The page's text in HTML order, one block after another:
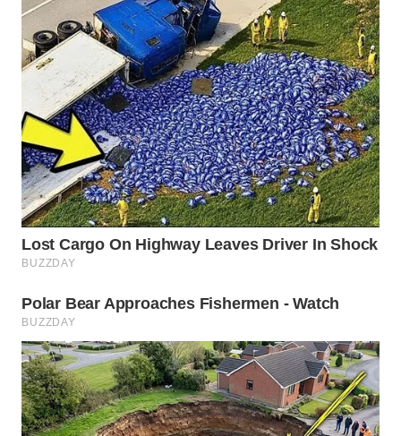
WN
SAMOSIR
WN
PADANG
LAWAS
WN
SUMEDANG
WN
CIANJUR
WN
KEPULAUAN
WN
TANGERANG